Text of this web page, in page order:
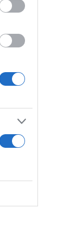
βρήκε
διεκδίκηση
0 στο τρίτο